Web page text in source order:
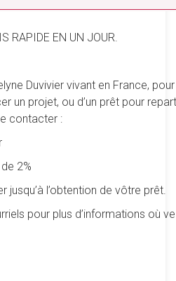
RAPIDE EN UN JOUR.
Duvivier vivant en France,
un projet, ou d’un prêt pour
contacter :
2%
jusqu’à l’obtention de vôtre prêt.
pour plus d’informations où